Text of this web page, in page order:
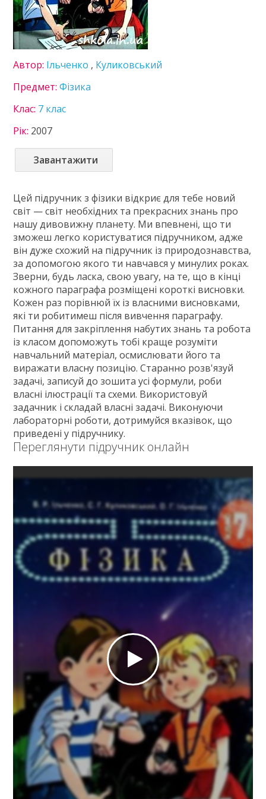
Інформатика
Іспанська мова
Історія України
Математика
Мистецтво
Німецька мова
Технології
Українська мова
Фізика
Хімія
8 клас
9 клас
10 клас
11 клас
ГДЗ
Статті
Зв'язок
Політика
Автор: Ільченко , Куликовський
Предмет:Фізика
Клас: 7 клас
Рік: 2007
Завантажити
Цей підручник з фізики відкриє для тебе новий
світ — світ необхідних та прекрасних знань про
нашу дивовижну планету. Ми впевнені, що ти
зможеш легко користуватися підручником, адже
він дуже схожий на підручник із природознавства,
за допомогою якого ти навчався у минулих роках.
Зверни, будь ласка, свою увагу, на те, що в кінці
кожного параграфа розміщені короткі висновки.
Кожен раз порівнюй їх із власними висновками,
які ти робитимеш після вивчення параграфу.
Питання для закріплення набутих знань та робота
із класом допоможуть тобі краще розуміти
навчальний матеріал, осмислювати його та
виражати власну позицію. Старанно розв'язуй
задачі, записуй до зошита усі формули, роби
власні ілюстрації та схеми. Використовуй
задачник і складай власні задачі. Виконуючи
лабораторні роботи, дотримуйся вказівок, що
приведені у підручнику.
Переглянути підручник онлайн